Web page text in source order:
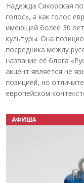
Надежда Сикорская
голос», а как голос
имеющей более 30
культуры. Она
посредника между
название её блога
акцент является не
позицией, но
европейском
АФИША